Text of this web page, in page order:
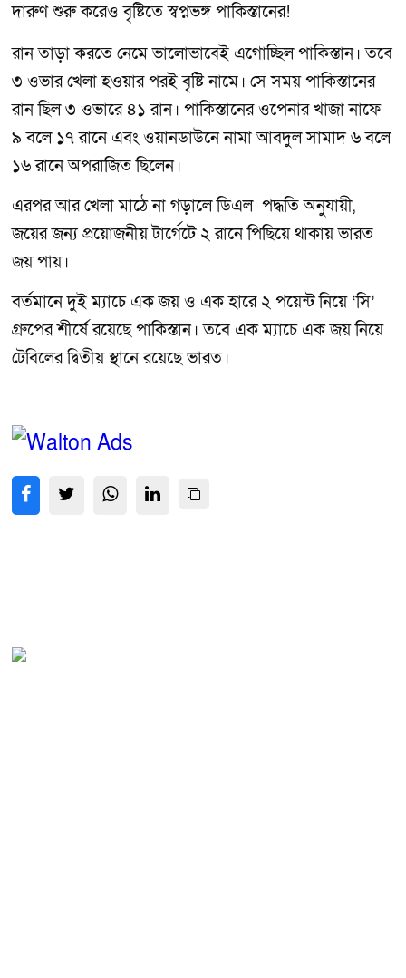
দারুণ শুরু করেও বৃষ্টিতে স্বপ্নভঙ্গ পাকিস্তানের!
রান তাড়া করতে নেমে ভালোভাবেই এগোচ্ছিল পাকিস্তান। তবে
৩ ওভার খেলা হওয়ার পরই বৃষ্টি নামে। সে সময় পাকিস্তানের
রান ছিল ৩ ওভারে ৪১ রান। পাকিস্তানের ওপেনার খাজা নাফে
৯ বলে ১৭ রানে এবং ওয়ানডাউনে নামা আবদুল সামাদ ৬ বলে
১৬ রানে অপরাজিত ছিলেন।
এরপর আর খেলা মাঠে না গড়ালে ডিএল পদ্ধতি অনুযায়ী,
জয়ের জন্য প্রয়োজনীয় টার্গেটে ২ রানে পিছিয়ে থাকায় ভারত
জয় পায়।
বর্তমানে দুই ম্যাচে এক জয় ও এক হারে ২ পয়েন্ট নিয়ে ‘সি’
গ্রুপের শীর্ষে রয়েছে পাকিস্তান। তবে এক ম্যাচে এক জয় নিয়ে
টেবিলের দ্বিতীয় স্থানে রয়েছে ভারত।